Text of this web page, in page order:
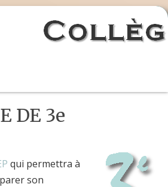
DE 3e
qui permettra à
son